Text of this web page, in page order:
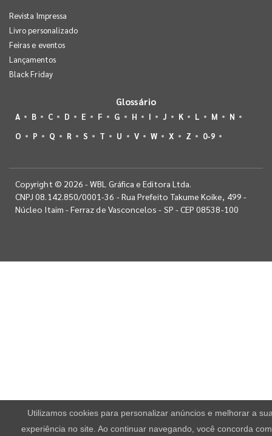
Revista Impressa
Livro personalizado
Feiras e eventos
Lançamentos
Black Friday
Glossário
A B C D E F G H I J K L M
N
O
P Q R S T U V W X Z 0-9
Copyright © 2026 - WBL Gráfica e Editora Ltda.
CNPJ 08.142.850/0001-36 - Rua Prefeito Takume Koike, 499 -
Núcleo Itaim - Ferraz de Vasconcelos - SP - CEP 08538-100
Utilizamos cookies para personalizar anúncios e melhorar a
experiência no site. Ao continuar navegando, você concorda